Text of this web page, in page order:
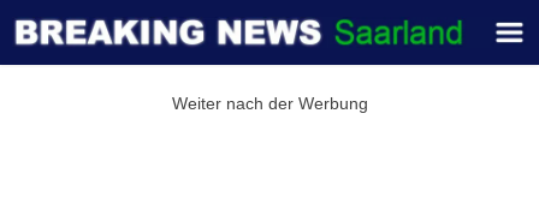
Weiter nach der Werbung